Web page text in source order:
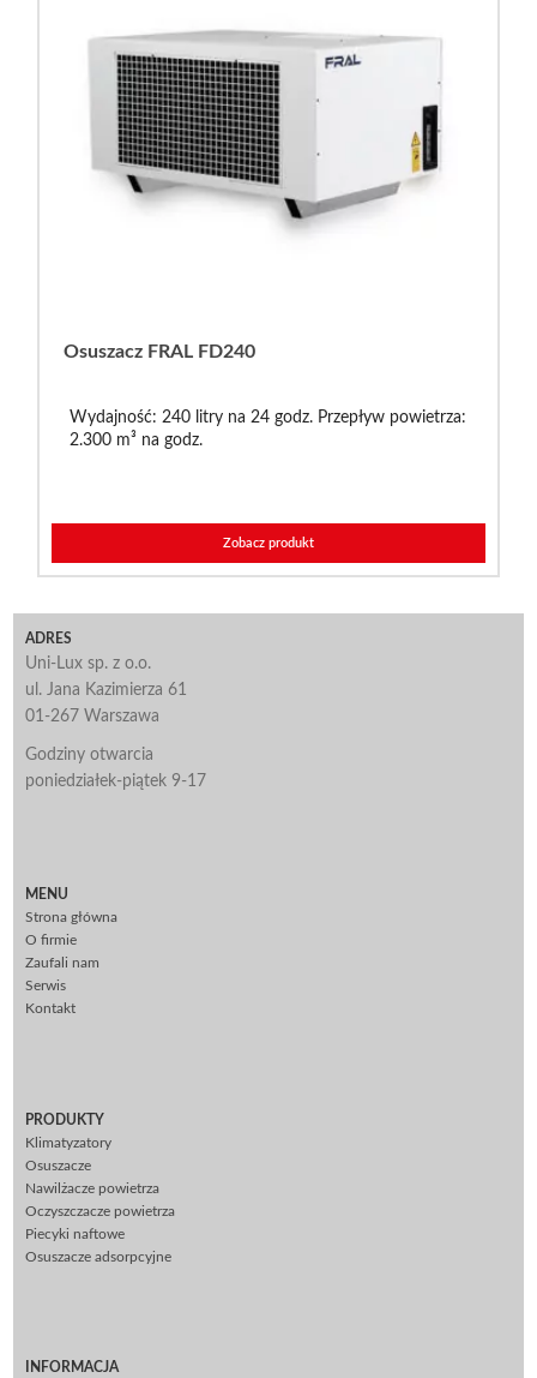
Osuszacz FRAL FD240
Wydajność: 240 litry na 24 godz. Przepływ powietrza:
2.300 m³ na godz.
Zobacz produkt
ADRES
Uni-Lux sp. z o.o.
ul. Jana Kazimierza 61
01-267 Warszawa
Godziny otwarcia
poniedziałek-piątek 9-17
MENU
Strona główna
O firmie
Zaufali nam
Serwis
Kontakt
PRODUKTY
Klimatyzatory
Osuszacze
Nawilżacze powietrza
Oczyszczacze powietrza
Piecyki naftowe
Osuszacze adsorpcyjne
INFORMACJA